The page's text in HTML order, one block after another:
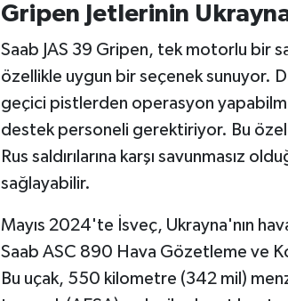
Gripen Jetlerinin
Saab JAS 39 Gripen, tek motorlu bir
özellikle uygun bir seçenek sunuyor.
geçici pistlerden operasyon
destek personeli gerektiriyor. Bu
Rus saldırılarına karşı savunmasız
sağlayabilir.
Mayıs 2024'te İsveç, Ukrayna'nın
Saab ASC 890 Hava Gözetleme ve
Bu uçak, 550 kilometre (342 mil)